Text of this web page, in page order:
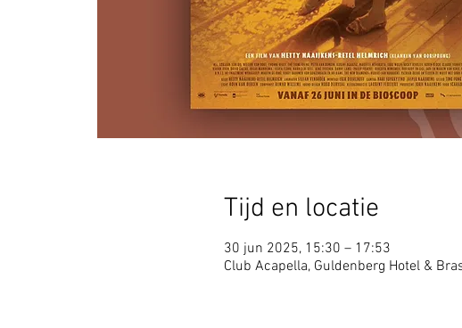
Tijd en locatie
30 jun 2025, 15:30 – 17:53
Club Acapella, Guldenberg Hotel &